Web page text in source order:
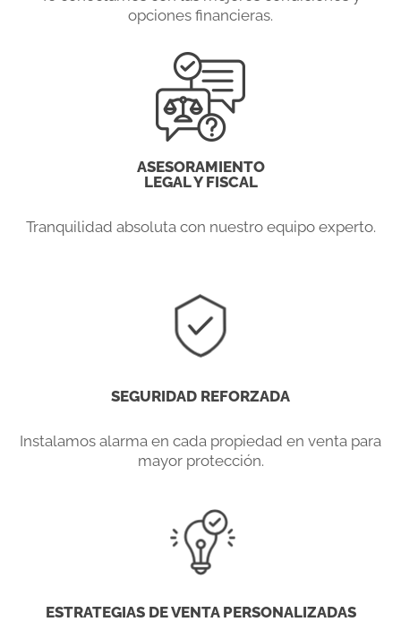
opciones financieras.
ASESORAMIENTO
LEGAL Y FISCAL
Tranquilidad absoluta con nuestro equipo experto.
SEGURIDAD REFORZADA
Instalamos alarma en cada propiedad en venta para
mayor protección.
ESTRATEGIAS DE VENTA PERSONALIZADAS